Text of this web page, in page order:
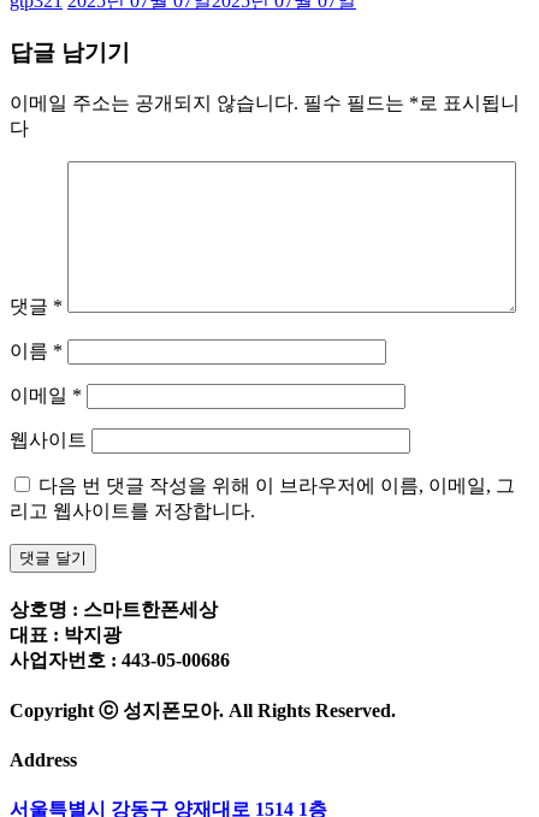
답글 남기기
이메일 주소는 공개되지 않습니다. 필수 필드는 *로 표시됩니
다
댓글 *
이름 *
이메일 *
웹사이트
다음 번 댓글 작성을 위해 이 브라우저에 이름, 이메일, 그
리고 웹사이트를 저장합니다.
상호명 : 스마트한폰세상
대표 : 박지광
사업자번호 : 443-05-00686
Copyright ⓒ 성지폰모아. All Rights Reserved.
Address
서울특별시 강동구 양재대로 1514 1층